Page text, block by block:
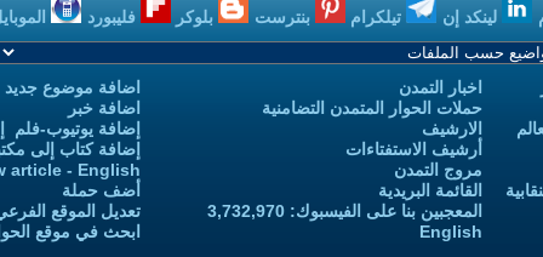
بنترست بلوكر فليبورد الموبايل بودكاست
التضامنية
اضافة خبر
إضافة يوتيوب-فلم إلى يوتيوب التمدن
Add new article - English
تعديل الموقع الفرعي للكاتب-ة
ابحث في موقع الحوار المتمدن